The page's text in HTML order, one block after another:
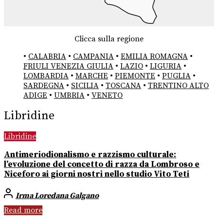
Clicca sulla regione
• CALABRIA • CAMPANIA • EMILIA ROMAGNA •
FRIULI VENEZIA GIULIA • LAZIO • LIGURIA •
LOMBARDIA • MARCHE • PIEMONTE • PUGLIA •
SARDEGNA • SICILIA • TOSCANA • TRENTINO ALTO
ADIGE • UMBRIA • VENETO
Libridine
Libridine
Antimeriodionalismo e razzismo culturale:
l’evoluzione del concetto di razza da Lombroso e
Niceforo ai giorni nostri nello studio Vito Teti
Irma Loredana Galgano
Read more